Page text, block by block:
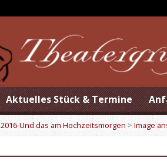
Aktuelles Stück & Termine
2016-Und das am Hochzeitsmorgen >Image